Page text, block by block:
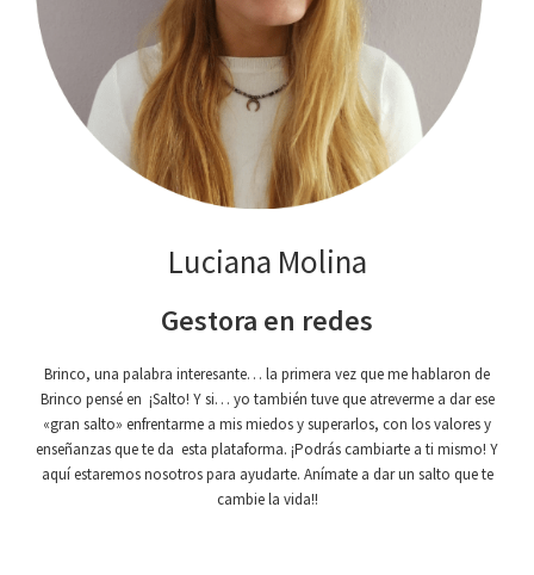
Luciana Molina
Gestora en redes
Brinco, una palabra interesante… la primera vez que me hablaron de
Brinco pensé en ¡Salto! Y si… yo también tuve que atreverme a dar ese
«gran salto» enfrentarme a mis miedos y superarlos, con los valores y
enseñanzas que te da esta plataforma. ¡Podrás cambiarte a ti mismo! Y
aquí estaremos nosotros para ayudarte. Anímate a dar un salto que te
cambie la vida!!